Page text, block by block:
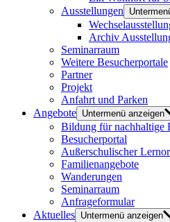
Ausstellungen
Archiv
Seminarraum
Weitere Besucherportale
Partner
Projekt
Anfahrt und Parken
Angebote Untermenü anzeigen
Bildung für nachhaltige
Besucherportal
Außerschulischer
Familienangebote
Wanderungen
Seminarraum
Anfrageformular
Aktuelles Untermenü anzeigen